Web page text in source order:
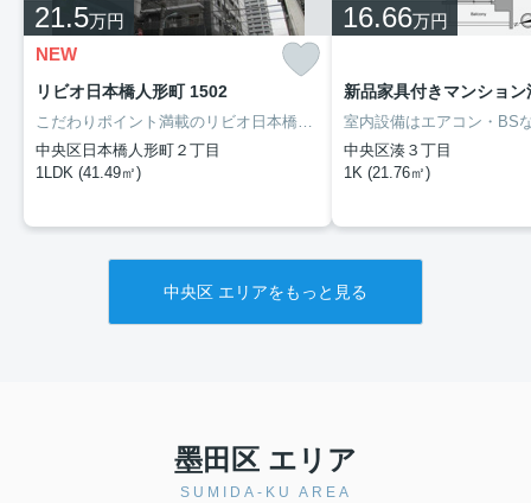
21.5万円
NEW
リビオ日本橋人形町 1502
こだわりポイント満載のリビオ日本橋人形町。部外者の侵入を防ぐオートロックが設置されており、女性にもおすすめです。室内設備は洗面所独立・浴室乾燥機など大変充実しております。1LDKの物件は、生活スペースにゆとりのほしい二人暮らしにも十分です。利便性の高い暮らしをするなら中央区でいかがでしょうか。賃貸住宅情報をお探しの際には、ぜひお気軽に当社までご連絡下さい。しっかりとサポート致します。
中央区日本橋人形町２丁目
1LDK (41.49㎡)
16.66万円
中央区湊３丁目
1K (21.76㎡)
中央区 エリアをもっと見る
墨田区 エリア
SUMIDA-KU AREA